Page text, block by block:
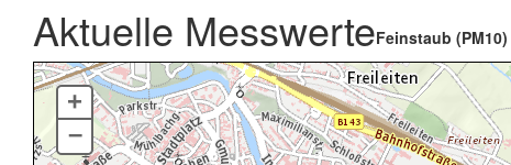
Aktuelle MesswerteFeinstaub (PM10)
+
–